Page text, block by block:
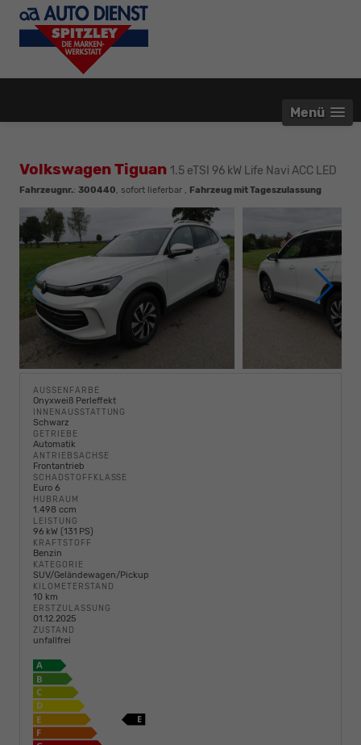
Menü
Volkswagen Tiguan 1.5 eTSI 96 kW Life Navi ACC LED
Fahrzeugnr.: 300440, sofort lieferbar , Fahrzeug mit Tageszulassung
AUSSENFARBE
Onyxweiß Perleffekt
INNENAUSSTATTUNG
Schwarz
GETRIEBE
Automatik
ANTRIEBSACHSE
Frontantrieb
SCHADSTOFFKLASSE
Euro 6
HUBRAUM
1.498 ccm
LEISTUNG
96 kW (131 PS)
KRAFTSTOFF
Benzin
KATEGORIE
SUV/Geländewagen/Pickup
KILOMETERSTAND
10 km
ERSTZULASSUNG
01.12.2025
ZUSTAND
unfallfrei